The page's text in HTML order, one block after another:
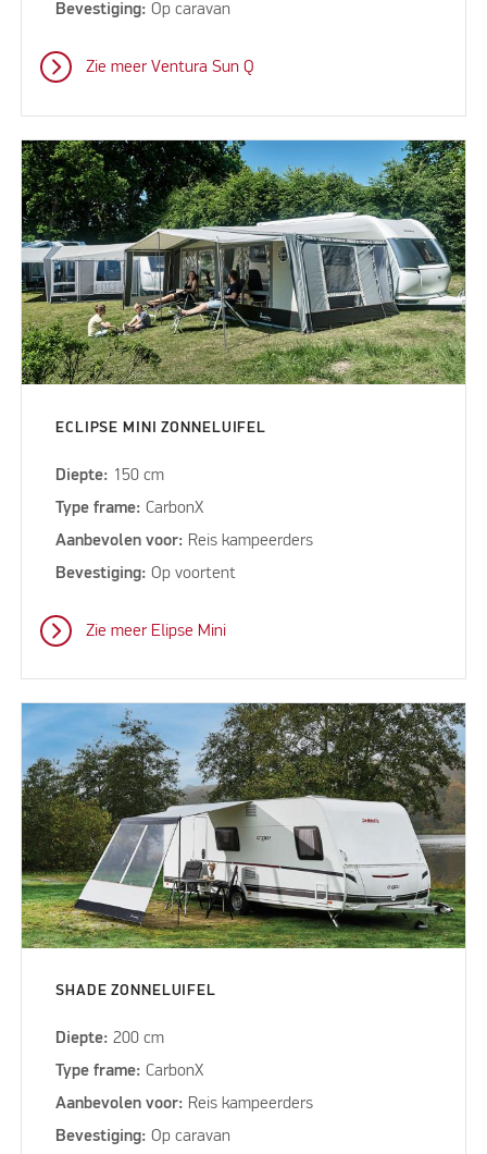
Bevestiging:Op caravan
Zie meer Ventura Sun Q
ECLIPSE MINI ZONNELUIFEL
Diepte: 150 cm
Type frame:CarbonX
Aanbevolen voor: Reis kampeerders
Bevestiging:Op voortent
Zie meer Elipse Mini
SHADE ZONNELUIFEL
Diepte:200 cm
Type frame:CarbonX
Aanbevolen voor: Reis kampeerders
Bevestiging:Op caravan